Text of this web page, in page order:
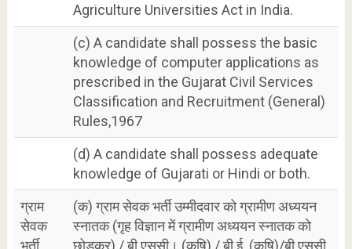
Agriculture Universities Act in India.
(c) A candidate shall possess the basic
knowledge of computer applications as
prescribed in the Gujarat Civil Services
Classification and Recruitment (General)
Rules,1967
(d) A candidate shall possess adequate
knowledge of Gujarati or Hindi or both.
ग्राम
सेवक
भर्ती
(क) ग्राम सेवक भर्ती उम्मीदवार को ग्रामीण अध्ययन
स्नातक (गृह विज्ञान में ग्रामीण अध्ययन स्नातक को
छोड़कर) / बी.एससी। (कृषि) / बी.ई. (कृषि)/बी.एससी.